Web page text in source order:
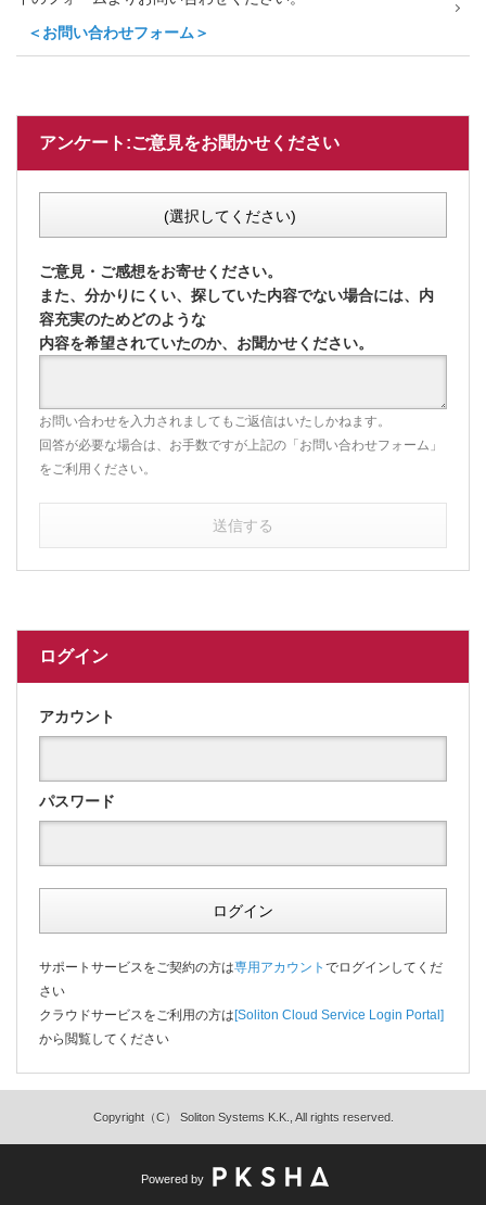
＜お問い合わせフォーム＞
アンケート:ご意見をお聞かせください
(選択してください)
ご意見・ご感想をお寄せください。
また、分かりにくい、探していた内容でない場合には、内
容充実のためどのような
内容を希望されていたのか、お聞かせください。
お問い合わせを入力されましてもご返信はいたしかねます。
回答が必要な場合は、お手数ですが上記の「お問い合わせフォーム」
をご利用ください。
送信する
ログイン
アカウント
パスワード
ログイン
サポートサービスをご契約の方は専用アカウント でログインしてくだ
さい
クラウドサービスをご利用の方は[Soliton Cloud Service Login Portal]
から閲覧してください
Copyright（C） Soliton Systems K.K., All rights reserved.
Powered by